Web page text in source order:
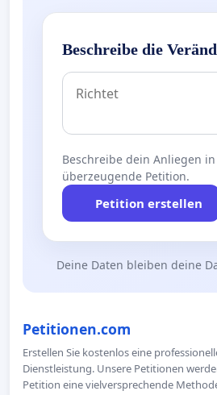
Beschreibe die
Beschreibe dein Anliegen
überzeugende Petition.
Petition erstellen
Deine Daten bleiben deine
Petitionen.com
Erstellen Sie kostenlos eine
Dienstleistung. Unsere Petitionen
Petition eine vielversprechende